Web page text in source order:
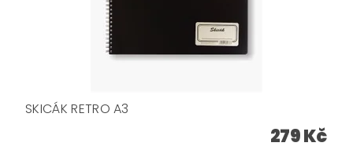
SKICÁK RETRO A3
279 Kč